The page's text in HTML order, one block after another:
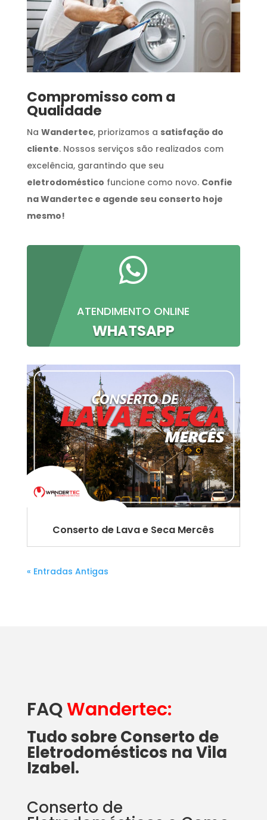
Compromisso com a
Qualidade
Na Wandertec, priorizamos a satisfação do
cliente. Nossos serviços são realizados com
excelência, garantindo que seu
eletrodoméstico funcione como novo. Confie
na Wandertec e agende seu conserto hoje
mesmo!

ATENDIMENTO ONLINE
WHATSAPP
Conserto de Lava e Seca Mercês
« Entradas Antigas
FAQWandertec:
Tudo sobre Conserto de
Eletrodomésticos na Vila
Izabel.
Conserto de